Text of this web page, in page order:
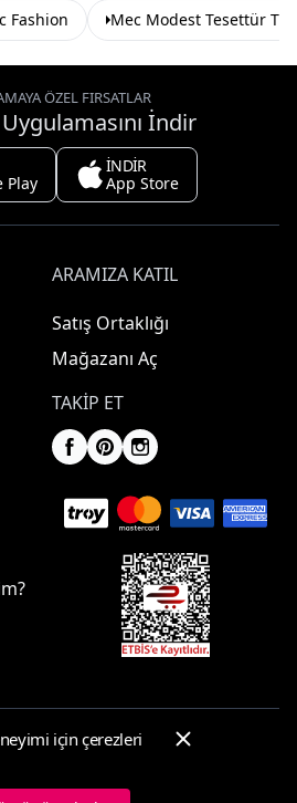
Fashion Mec Modest Tesettür
ÖZEL FIRSATLAR
İndir
Play
İNDİR
App Store
ARAMIZA KATIL
Satış Ortaklığı
Mağazanı Aç
TAKIP ET
-
için çerezleri